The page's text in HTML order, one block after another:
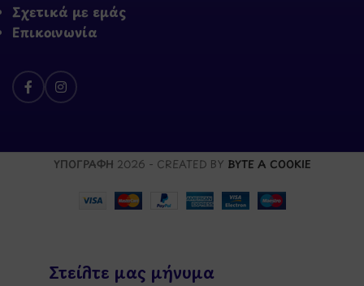
Σχετικά με εμάς
Επικοινωνία
ΥΠΟΓΡΑΦΗ 2026 - CREATED BY BYTE A COOKIE
Στείλτε μας μήνυμα